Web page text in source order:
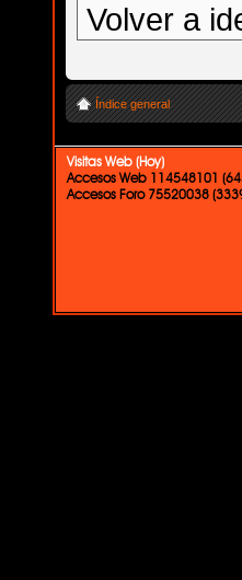
Volver a
Índice general
Visitas Web (Hoy)
Accesos Web 114548101
Accesos Foro 75520038